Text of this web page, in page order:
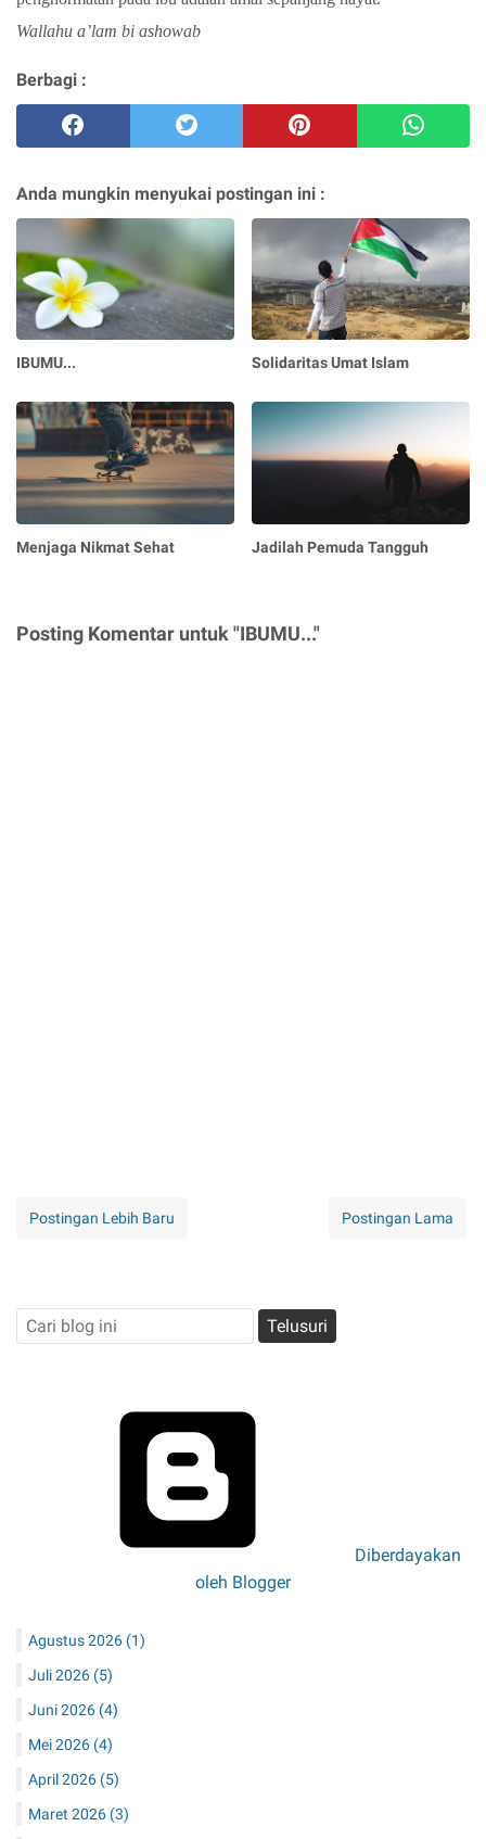
Wallahu a’lam bi ashowab
Berbagi :
Anda mungkin menyukai postingan ini :
IBUMU... Solidaritas Umat Islam
Menjaga Nikmat Sehat Jadilah Pemuda Tangguh
Posting Komentar untuk "IBUMU..."
Postingan Lebih Baru Postingan Lama
Diberdayakan
oleh Blogger
Agustus 2026 (1)
Juli 2026 (5)
Juni 2026 (4)
Mei 2026 (4)
April 2026 (5)
Maret 2026 (3)